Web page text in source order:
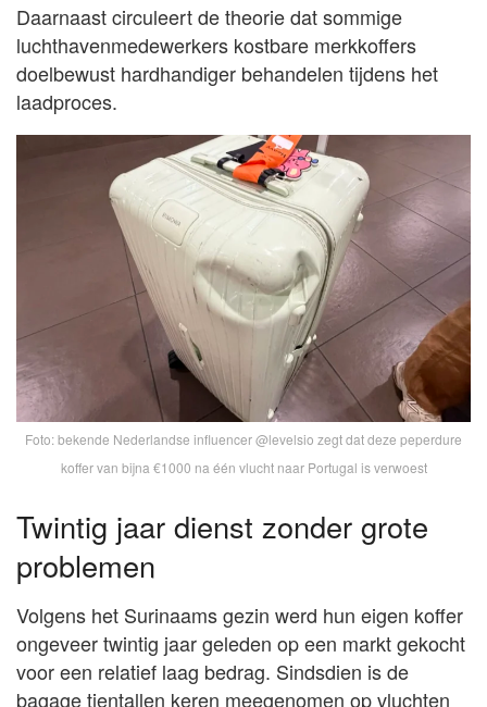
Daarnaast circuleert de theorie dat sommige
luchthavenmedewerkers kostbare merkkoffers
doelbewust hardhandiger behandelen tijdens het
laadproces.
Foto: bekende Nederlandse influencer @levelsio zegt dat deze peperdure
koffer van bijna €1000 na één vlucht naar Portugal is verwoest
Twintig jaar dienst zonder grote
problemen
Volgens het Surinaams gezin werd hun eigen koffer
ongeveer twintig jaar geleden op een markt gekocht
voor een relatief laag bedrag. Sindsdien is de
bagage tientallen keren meegenomen op vluchten